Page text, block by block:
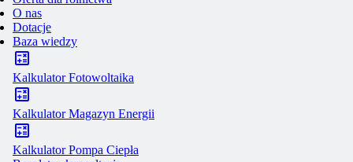
O nas
Dotacje
Baza wiedzy
Kalkulator Fotowoltaika
Kalkulator Magazyn Energii
Kalkulator Pompa Ciepła